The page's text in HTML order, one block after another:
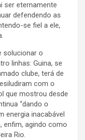
ser eternamente
defendendo as
se fiel a ele,
solucionar o
linhas: Guina, se
clube, terá de
com o
que mostrou desde
“dando o
energia inacabável
enfim, agindo como
Rio.